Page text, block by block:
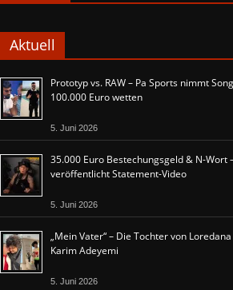
Aktuell
Prototyp vs. RAW – Pa Sports nimmt
100.000 Euro wetten
5. Juni 2026
35.000 Euro Bestechungsgeld & N-Wort
veröffentlicht Statement-Video
5. Juni 2026
„Mein Vater“ – Die Tochter von
Karim Adeyemi
5. Juni 2026